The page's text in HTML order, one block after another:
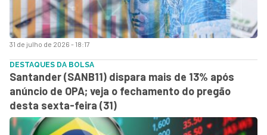
31 de julho de 2026 - 18:17
DESTAQUES DA BOLSA
Santander (SANB11) dispara mais de 13% após
anúncio de OPA; veja o fechamento do pregão
desta sexta-feira (31)